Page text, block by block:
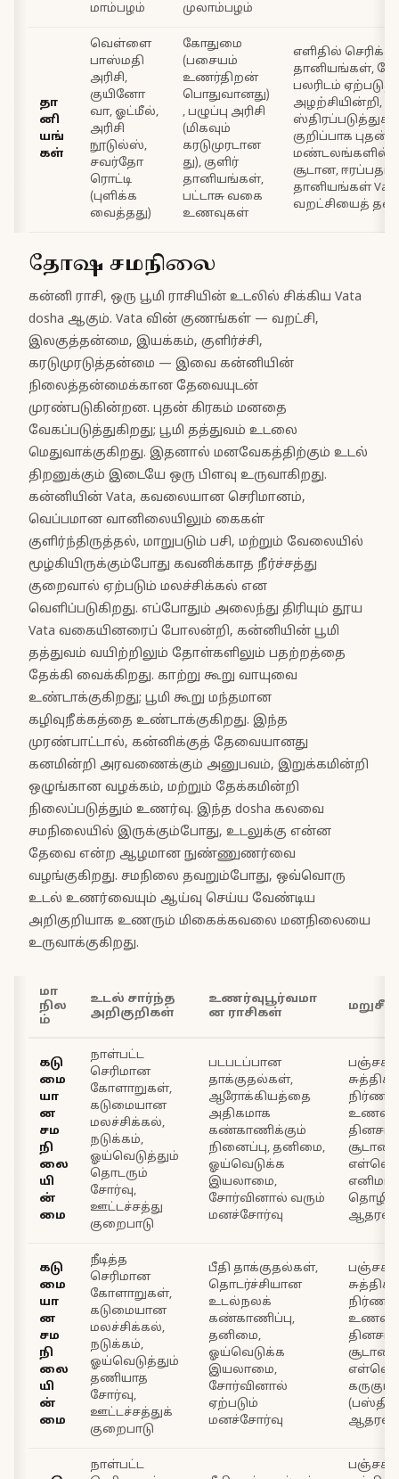
மாம்பழம்
முலாம்பழம்
தா
னி
யங்
கள்
வெள்ளை
பாஸ்மதி
அரிசி,
குயினோ
வா, ஓட்மீல்,
அரிசி
நூடுல்ஸ்,
சவர்தோ
ரொட்டி
(புளிக்க
வைத்தது)
கோதுமை
(பசையம்
உணர்திறன்
பொதுவானது)
, பழுப்பு அரிசி
(மிகவும்
கரடுமுரடான
து), குளிர்
தானியங்கள்,
பட்டாசு வகை
உணவுகள்
எளிதில்
தானியங்கள்,
பலரிடம்
அழற்சியின்றி,
குறிப்பாக புதன்
மண்டலங்களில்
சூடான,
தானியங்கள்
வறட்சியைத்
தோஷ சமநிலை
கன்னி ராசி, ஒரு பூமி ராசியின் உடலில் சிக்கிய Vata
dosha ஆகும். Vata வின் குணங்கள் — வறட்சி,
இலகுத்தன்மை, இயக்கம், குளிர்ச்சி,
கரடுமுரடுத்தன்மை — இவை கன்னியின்
நிலைத்தன்மைக்கான தேவையுடன்
முரண்படுகின்றன. புதன் கிரகம் மனதை
வேகப்படுத்துகிறது; பூமி தத்துவம் உடலை
மெதுவாக்குகிறது. இதனால் மனவேகத்திற்கும் உடல்
திறனுக்கும் இடையே ஒரு பிளவு உருவாகிறது.
கன்னியின் Vata, கவலையான செரிமானம்,
வெப்பமான வானிலையிலும் கைகள்
குளிர்ந்திருத்தல், மாறுபடும் பசி, மற்றும் வேலையில்
மூழ்கியிருக்கும்போது கவனிக்காத நீர்ச்சத்து
குறைவால் ஏற்படும் மலச்சிக்கல் என
வெளிப்படுகிறது. எப்போதும் அலைந்து திரியும் தூய
Vata வகையினரைப் போலன்றி, கன்னியின் பூமி
தத்துவம் வயிற்றிலும் தோள்களிலும் பதற்றத்தை
தேக்கி வைக்கிறது. காற்று கூறு வாயுவை
உண்டாக்குகிறது; பூமி கூறு மந்தமான
கழிவுநீக்கத்தை உண்டாக்குகிறது. இந்த
முரண்பாட்டால், கன்னிக்குத் தேவையானது
கனமின்றி அரவணைக்கும் அனுபவம், இறுக்கமின்றி
ஒழுங்கான வழக்கம், மற்றும் தேக்கமின்றி
நிலைப்படுத்தும் உணர்வு. இந்த dosha கலவை
சமநிலையில் இருக்கும்போது, உடலுக்கு என்ன
தேவை என்ற ஆழமான நுண்ணுணர்வை
வழங்குகிறது. சமநிலை தவறும்போது, ஒவ்வொரு
உடல் உணர்வையும் ஆய்வு செய்ய வேண்டிய
அறிகுறியாக உணரும் மிகைக்கவலை மனநிலையை
உருவாக்குகிறது.
மா
நில
ம்
உடல் சார்ந்த
அறிகுறிகள்
உணர்வுபூர்வமா
ன ராசிகள்
கடு
மை
யா
ன
சம
நி
லை
யி
ன்
மை
நாள்பட்ட
செரிமான
கோளாறுகள்,
கடுமையான
மலச்சிக்கல்,
நடுக்கம்,
ஓய்வெடுத்தும்
தொடரும்
சோர்வு,
ஊட்டச்சத்து
குறைபாடு
படபடப்பான
தாக்குதல்கள்,
ஆரோக்கியத்தை
அதிகமாக
கண்காணிக்கும்
நினைப்பு, தனிமை,
ஓய்வெடுக்க
இயலாமை,
சோர்வினால் வரும்
மனச்சோர்வு
உணவு
சூடான
எனிமா
ஆதரவு
கடு
மை
யா
ன
சம
நி
லை
யி
ன்
மை
நீடித்த
செரிமான
கோளாறுகள்,
கடுமையான
மலச்சிக்கல்,
நடுக்கம்,
ஓய்வெடுத்தும்
தணியாத
சோர்வு,
ஊட்டச்சத்துக்
குறைபாடு
பீதி தாக்குதல்கள்,
தொடர்ச்சியான
உடல்நலக்
கண்காணிப்பு,
தனிமை,
ஓய்வெடுக்க
இயலாமை,
சோர்வினால்
ஏற்படும்
மனச்சோர்வு
உணவு
சூடான
(பஸ்தி),
ஆதரவு
நாள்பட்ட